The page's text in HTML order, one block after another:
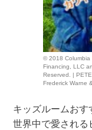
© 2018 Columbia
Financing, LLC
Reserved. |
Frederick Warne
キッズルームおす
世界中で愛され